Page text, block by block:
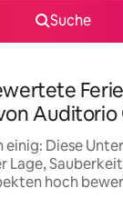
Suche
einig: Diese
Lage,
hoch